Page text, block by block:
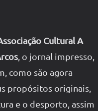
Cultural A
, o jornal impresso,
como são agora
propósitos originais,
e o desporto, assim